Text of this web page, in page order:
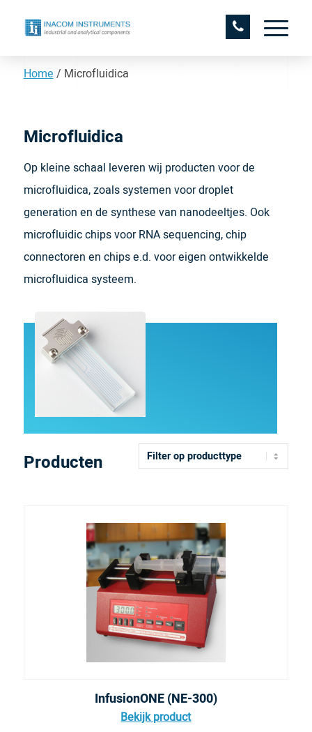
Home / Microfluidica
Microfluidica
Op kleine schaal leveren wij producten voor de
microfluidica, zoals systemen voor droplet
generation en de synthese van nanodeeltjes. Ook
microfluidic chips voor RNA sequencing, chip
connectoren en chips e.d. voor eigen ontwikkelde
microfluidica systeem.
Producten
Filter
InfusionONE (NE-300)
Bekijk product